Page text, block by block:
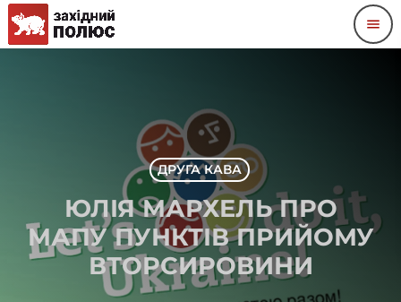
menu
ДРУГА КАВА
ЮЛІЯ МАРХЕЛЬ ПРО
МАПУ ПУНКТІВ ПРИЙОМУ
ВТОРСИРОВИНИ